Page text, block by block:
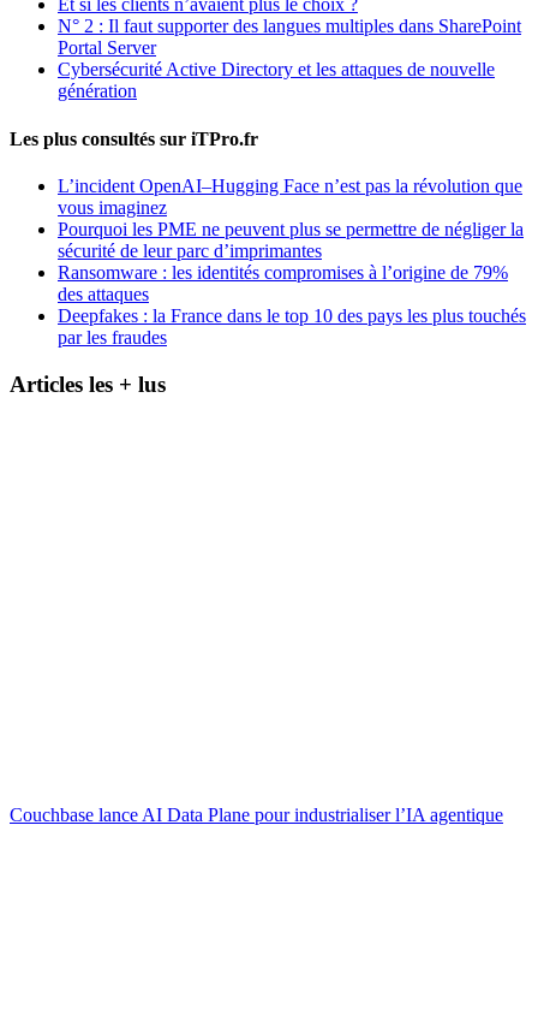
Et si les clients n’avaient plus le choix ?
N° 2 : Il faut supporter des langues multiples dans SharePoint
Portal Server
Cybersécurité Active Directory et les attaques de nouvelle
génération
Les plus consultés sur iTPro.fr
L’incident OpenAI–Hugging Face n’est pas la révolution que
vous imaginez
Pourquoi les PME ne peuvent plus se permettre de négliger la
sécurité de leur parc d’imprimantes
Ransomware : les identités compromises à l’origine de 79%
des attaques
Deepfakes : la France dans le top 10 des pays les plus touchés
par les fraudes
Articles les + lus
Couchbase lance AI Data Plane pour industrialiser l’IA agentique